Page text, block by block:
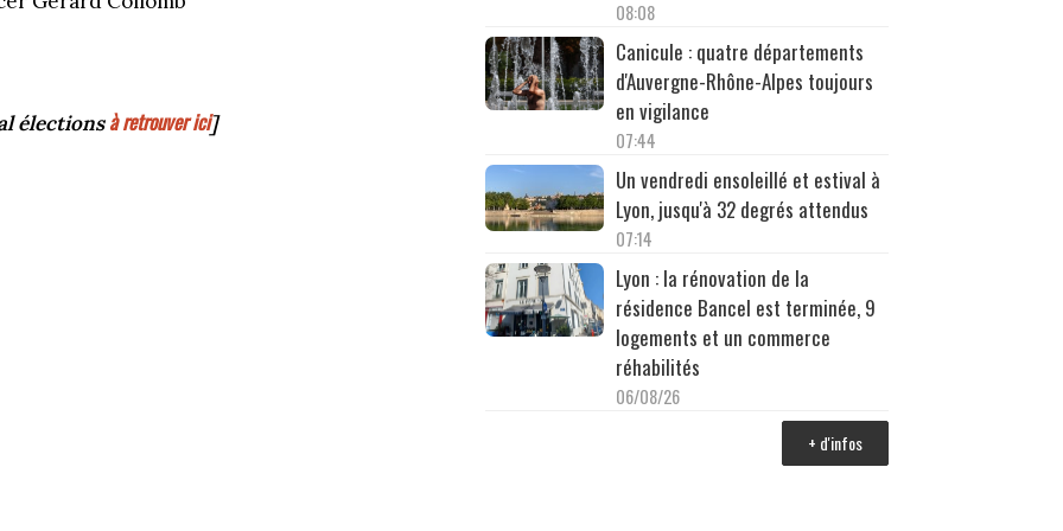
électionsà retrouver ici]
08:08
Canicule : quatre départements
d'Auvergne-Rhône-Alpes toujours
en vigilance
07:44
Un vendredi ensoleillé et estival à
Lyon, jusqu'à 32 degrés attendus
07:14
Lyon : la rénovation de la
résidence Bancel est terminée, 9
logements et un commerce
réhabilités
06/08/26
+ d'infos